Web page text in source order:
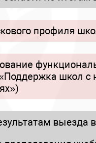
профиля
«Поддержка
выезда